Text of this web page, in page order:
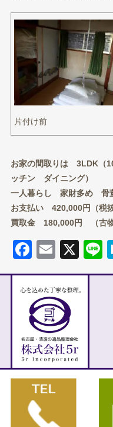
片付け前
お家の間取りは 3LDK（
ッチン ダイニング）
一人暮らし 家財多め 骨
お支払い 420,000円（税抜
買取金 180,000円 （古物
Facebook
Email